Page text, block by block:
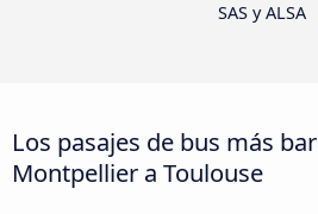
SAS y ALSA
Los pasajes de bus más
Montpellier a Toulouse